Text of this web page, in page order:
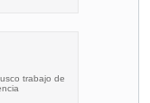
trabajo de